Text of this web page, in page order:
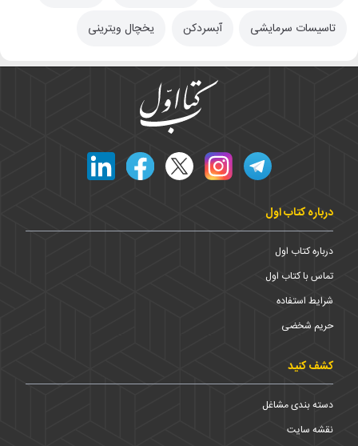
تاسیسات سرمایشی آبسردکن یخچال ویترینی
درباره کتاب اول
درباره کتاب اول
تماس با کتاب اول
شرایط استفاده
حریم شخضی
کشف کنید
دسته بندی مشاغل
نقشه سایت